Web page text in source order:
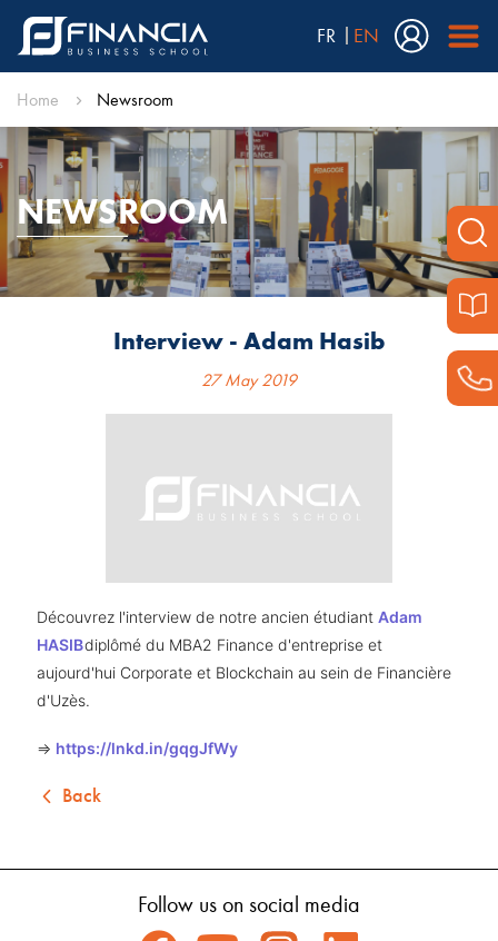
FR EN
Home Newsroom
NEWSROOM
Interview - Adam Hasib
27 May 2019
Découvrez l'interview de notre ancien étudiant Adam
HASIBdiplômé du MBA2 Finance d'entreprise et
aujourd'hui Corporate et Blockchain au sein de Financière
d'Uzès.
=> https://lnkd.in/gqgJfWy
Back
Follow us on social media